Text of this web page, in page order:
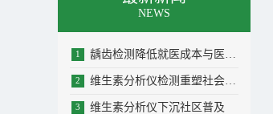
NEWS
1 龋齿检测降低就医成本与医疗负担助力青少年...
2 维生素分析仪检测重塑社会维生素健康科学认...
3 维生素分析仪下沉社区普及